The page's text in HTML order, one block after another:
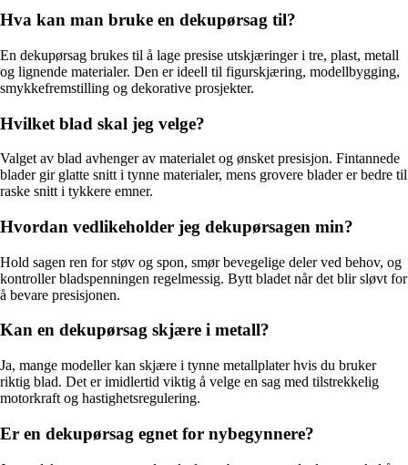
Hva kan man bruke en dekupørsag til?
En dekupørsag brukes til å lage presise utskjæringer i tre, plast, metall
og lignende materialer. Den er ideell til figurskjæring, modellbygging,
smykkefremstilling og dekorative prosjekter.
Hvilket blad skal jeg velge?
Valget av blad avhenger av materialet og ønsket presisjon. Fintannede
blader gir glatte snitt i tynne materialer, mens grovere blader er bedre til
raske snitt i tykkere emner.
Hvordan vedlikeholder jeg dekupørsagen min?
Hold sagen ren for støv og spon, smør bevegelige deler ved behov, og
kontroller bladspenningen regelmessig. Bytt bladet når det blir sløvt for
å bevare presisjonen.
Kan en dekupørsag skjære i metall?
Ja, mange modeller kan skjære i tynne metallplater hvis du bruker
riktig blad. Det er imidlertid viktig å velge en sag med tilstrekkelig
motorkraft og hastighetsregulering.
Er en dekupørsag egnet for nybegynnere?